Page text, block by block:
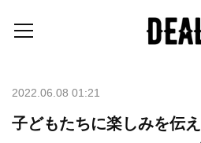
2022.06.08 01:21
子どもたちに楽しみを伝